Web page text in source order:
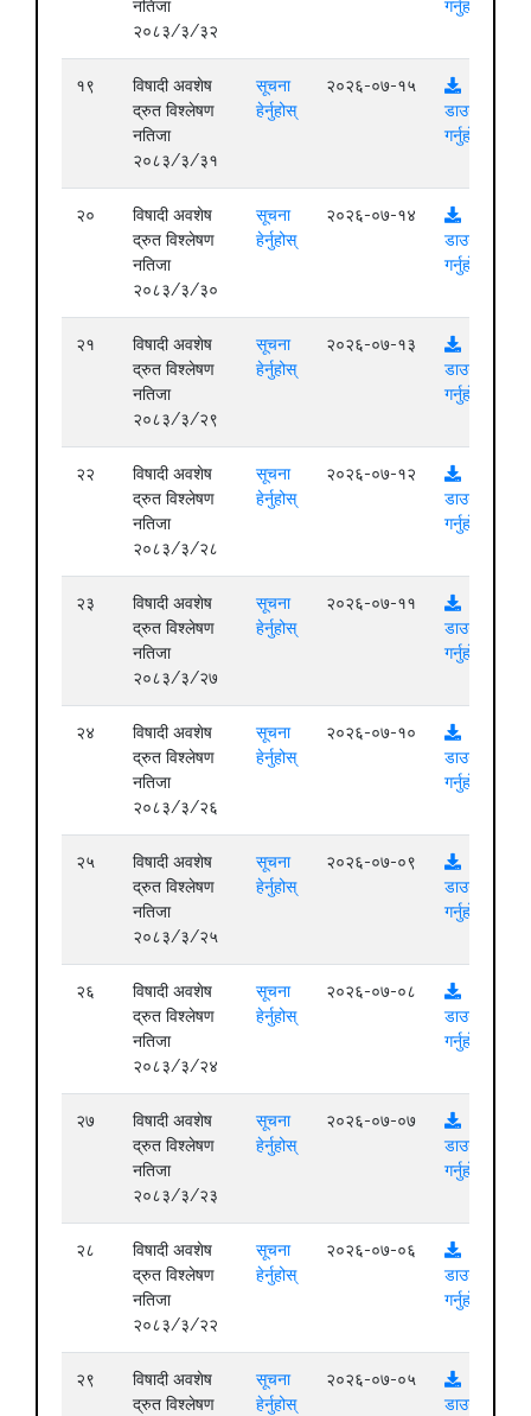
नतिजा
२०८३/३/३२
गर्नुहोस्
१९
विषादी अवशेष
द्रुत विश्लेषण
नतिजा
२०८३/३/३१
सूचना
हेर्नुहोस्
२०२६-०७-१५
डाउनलोड
गर्नुहोस्
२०
विषादी अवशेष
द्रुत विश्लेषण
नतिजा
२०८३/३/३०
सूचना
हेर्नुहोस्
२०२६-०७-१४
डाउनलोड
गर्नुहोस्
२१
विषादी अवशेष
द्रुत विश्लेषण
नतिजा
२०८३/३/२९
सूचना
हेर्नुहोस्
२०२६-०७-१३
डाउनलोड
गर्नुहोस्
२२
विषादी अवशेष
द्रुत विश्लेषण
नतिजा
२०८३/३/२८
सूचना
हेर्नुहोस्
२०२६-०७-१२
डाउनलोड
गर्नुहोस्
२३
विषादी अवशेष
द्रुत विश्लेषण
नतिजा
२०८३/३/२७
सूचना
हेर्नुहोस्
२०२६-०७-११
डाउनलोड
गर्नुहोस्
२४
विषादी अवशेष
द्रुत विश्लेषण
नतिजा
२०८३/३/२६
सूचना
हेर्नुहोस्
२०२६-०७-१०
डाउनलोड
गर्नुहोस्
२५
विषादी अवशेष
द्रुत विश्लेषण
नतिजा
२०८३/३/२५
सूचना
हेर्नुहोस्
२०२६-०७-०९
डाउनलोड
गर्नुहोस्
२६
विषादी अवशेष
द्रुत विश्लेषण
नतिजा
२०८३/३/२४
सूचना
हेर्नुहोस्
२०२६-०७-०८
डाउनलोड
गर्नुहोस्
२७
विषादी अवशेष
द्रुत विश्लेषण
नतिजा
२०८३/३/२३
सूचना
हेर्नुहोस्
२०२६-०७-०७
डाउनलोड
गर्नुहोस्
२८
विषादी अवशेष
द्रुत विश्लेषण
नतिजा
२०८३/३/२२
सूचना
हेर्नुहोस्
२०२६-०७-०६
डाउनलोड
गर्नुहोस्
२९
विषादी अवशेष
द्रुत विश्लेषण
सूचना
हेर्नुहोस्
२०२६-०७-०५
डाउनलोड